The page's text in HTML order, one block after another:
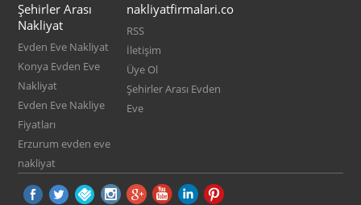
Şehirler Arası
Nakliyat
Evden Eve Nakliyat
Konya Evden Eve
Nakliyat
Evden Eve Nakliye
Fiyatları
Erzurum evden eve
nakliyat
nakliyatfirmalari.co
RSS
İletişim
Üye Ol
Şehirler Arası Evden
Eve